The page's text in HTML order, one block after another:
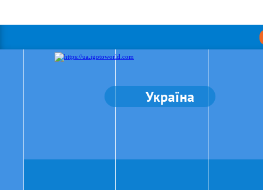
Україна